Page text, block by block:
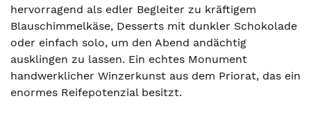
hervorragend als edler Begleiter zu kräftigem
Blauschimmelkäse, Desserts mit dunkler Schokolade
oder einfach solo, um den Abend andächtig
ausklingen zu lassen. Ein echtes Monument
handwerklicher Winzerkunst aus dem Priorat, das ein
enormes Reifepotenzial besitzt.